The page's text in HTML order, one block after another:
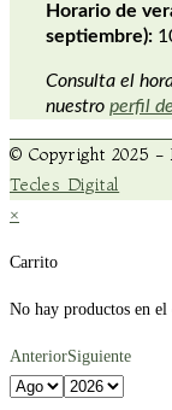
Horario de
septiembre):
Consulta el
nuestro perfil
© Copyright 2025 -
Tecles Digital
×
Carrito
No hay productos en
AnteriorSiguiente